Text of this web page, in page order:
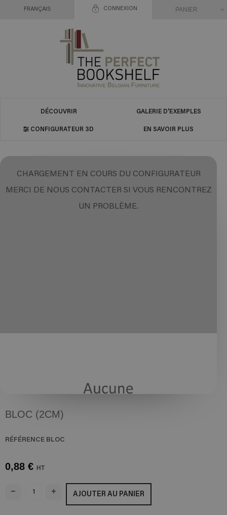
CONNEXION
FRANÇAIS PANIER
DÉCOUVRIR GALERIE D'EXEMPLES
CONFIGURATEUR 3D EN SAVOIR PLUS
CHARGEMENT EN COURS DU CONFIGURATEUR
MERCI DE NOUS CONTACTER SI VOUS RENCONTREZ
UN PROBLÈME.
BLOC (2CM)
RÉFÉRENCE BLOC
0,88 € HT
AJOUTER AU PANIER